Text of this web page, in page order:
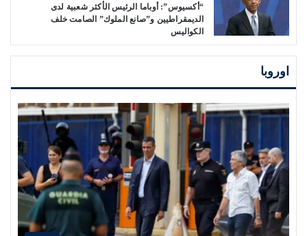
“أكسيوس”: أوباما الرئيس الأكثر شعبية لدى
الديمقراطيين و”صانع الملوك” الصامت خلف
الكواليس
اوروبا